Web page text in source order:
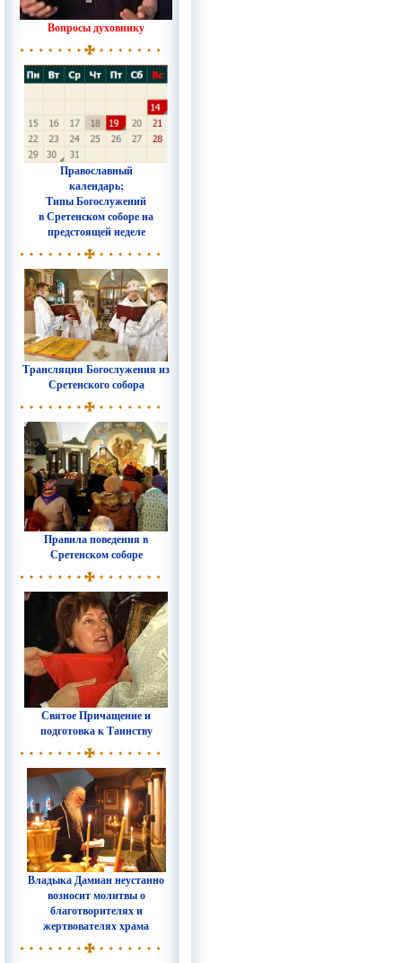
Вопросы духовнику
Православный
календарь;
Типы Богослужений
в Сретенском соборе на
предстоящей неделе
Трансляция Богослужения из
Сретенского собора
Правила поведения в
Сретенском соборе
Святое Причащение и
подготовка к Таинству
Владыка Дамиан неустанно
возносит молитвы о
благотворителях и
жертвователях храма